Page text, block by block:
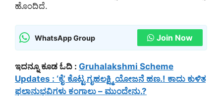
ಹೊಂದಿದೆ.
WhatsApp Group Join Now
ಇದನ್ನೂ ಕೂಡ ಓದಿ : Gruhalakshmi Scheme
Updates : ‘ಕೈ’ ಕೊಟ್ಟ ಗೃಹಲಕ್ಷ್ಮಿ ಯೋಜನೆ ಹಣ.! ಕಾದು ಕುಳಿತ
ಫಲಾನುಭವಿಗಳು ಕಂಗಾಲು – ಮುಂದೇನು.?